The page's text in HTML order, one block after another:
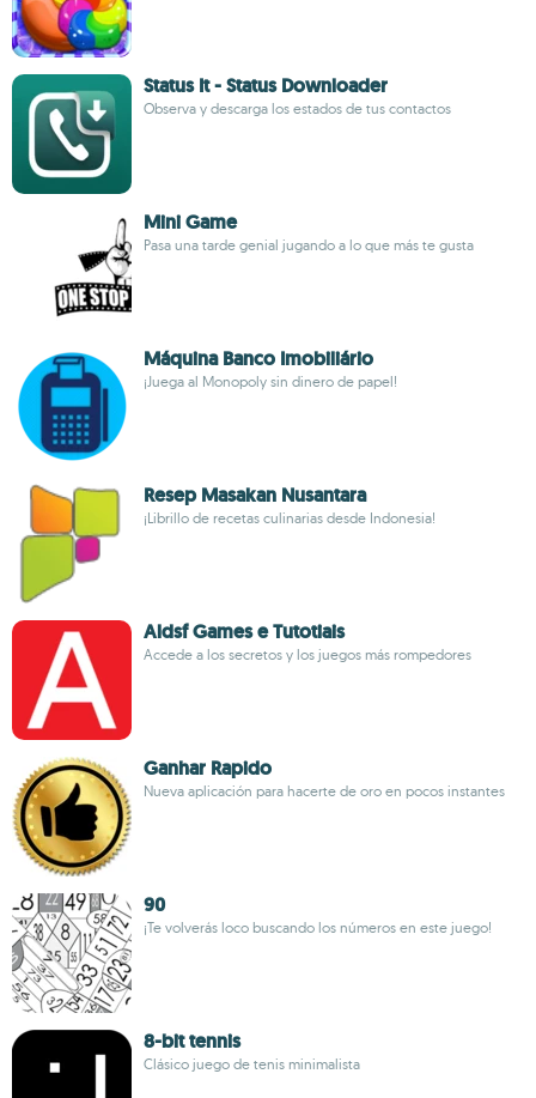
Status It - Status Downloader
Observa y descarga los estados de tus contactos
Mini Game
Pasa una tarde genial jugando a lo que más te gusta
Máquina Banco Imobiliário
¡Juega al Monopoly sin dinero de papel!
Resep Masakan Nusantara
¡Librillo de recetas culinarias desde Indonesia!
Aldsf Games e Tutotiais
Accede a los secretos y los juegos más rompedores
Ganhar Rapido
Nueva aplicación para hacerte de oro en pocos instantes
90
¡Te volverás loco buscando los números en este juego!
8-bit tennis
Clásico juego de tenis minimalista